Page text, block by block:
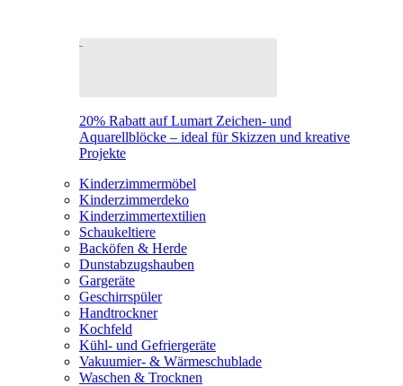
20% Rabatt auf Lumart Zeichen- und
Aquarellblöcke – ideal für Skizzen und kreative
Projekte
Kinderzimmermöbel
Kinderzimmerdeko
Kinderzimmertextilien
Schaukeltiere
Backöfen & Herde
Dunstabzugshauben
Gargeräte
Geschirrspüler
Handtrockner
Kochfeld
Kühl- und Gefriergeräte
Vakuumier- & Wärmeschublade
Waschen & Trocknen